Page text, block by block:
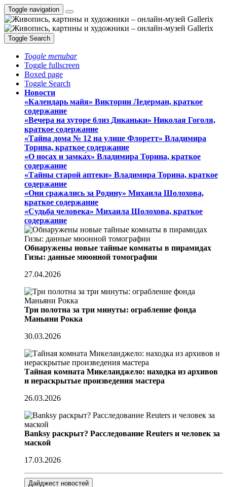
Toggle navigation
Toggle Search
Toggle menubar
Toggle fullscreen
Boxed page
Toggle Search
Новости
«Календарь майя» Виктории Ледерман, краткое
содержание
«Вечера на хуторе близ Диканьки» Николая Гоголя,
краткое содержание
«Тайна дома № 12 на улице Флоретт» Владимира
Торина, краткое содержание
«О носах и замка́х» Владимира Торина, краткое
содержание
«Тайны старой аптеки» Владимира Торина, краткое
содержание
«Они сражались за Родину» Михаила Шолохова,
краткое содержание
«Судьба человека» Михаила Шолохова, краткое
содержание
Обнаружены новые тайные комнаты в пирамидах
Гизы: данные мюонной томографии
27.04.2026
Три полотна за три минуты: ограбление фонда
Маньяни Рокка
30.03.2026
Тайная комната Микеланджело: находка из архивов
и нераскрытые произведения мастера
26.03.2026
Banksy раскрыт? Расследование Reuters и человек за
маской
17.03.2026
Дайджест новостей